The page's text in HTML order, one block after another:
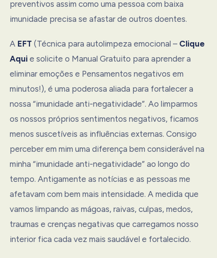
preventivos assim como uma pessoa com baixa
imunidade precisa se afastar de outros doentes.
A EFT (Técnica para autolimpeza emocional – Clique
Aqui e solicite o Manual Gratuito para aprender a
eliminar emoções e Pensamentos negativos em
minutos!), é uma poderosa aliada para fortalecer a
nossa “imunidade anti-negatividade”. Ao limparmos
os nossos próprios sentimentos negativos, ficamos
menos suscetíveis as influências externas. Consigo
perceber em mim uma diferença bem considerável na
minha “imunidade anti-negatividade” ao longo do
tempo. Antigamente as notícias e as pessoas me
afetavam com bem mais intensidade. A medida que
vamos limpando as mágoas, raivas, culpas, medos,
traumas e crenças negativas que carregamos nosso
interior fica cada vez mais saudável e fortalecido.